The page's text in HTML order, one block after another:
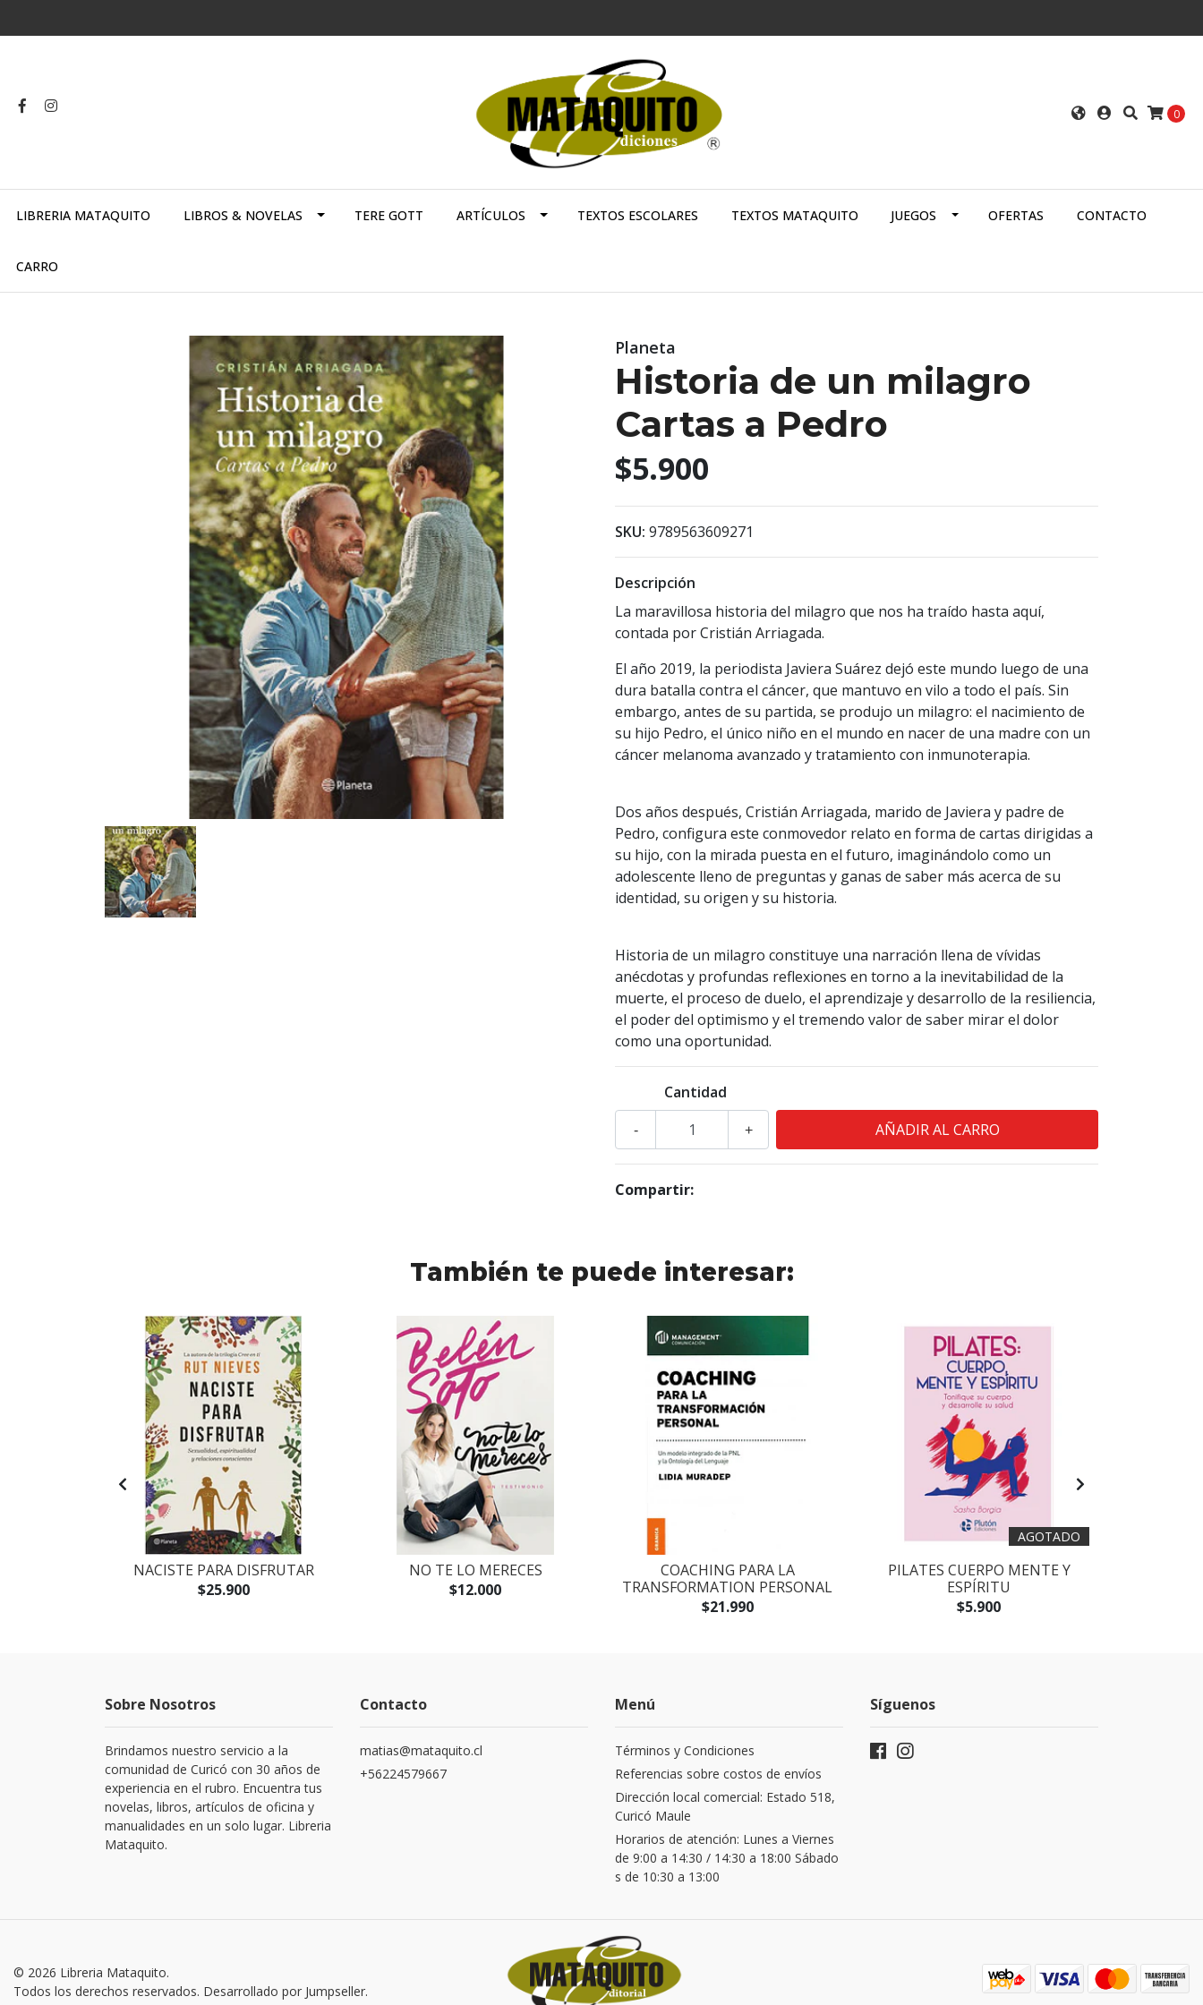
0
LIBRERIA MATAQUITO LIBROS & NOVELAS TERE GOTT ARTÍCULOS TEXTOS ESCOLARES TEXTOS MATAQUITO JUEGOS OFERTAS CONTACTO
CARRO
Planeta
Historia de un milagro
Cartas a Pedro
$5.900
SKU: 9789563609271
Descripción
La maravillosa historia del milagro que nos ha traído hasta aquí,
contada por Cristián Arriagada.
El año 2019, la periodista Javiera Suárez dejó este mundo luego de una
dura batalla contra el cáncer, que mantuvo en vilo a todo el país. Sin
embargo, antes de su partida, se produjo un milagro: el nacimiento de
su hijo Pedro, el único niño en el mundo en nacer de una madre con un
cáncer melanoma avanzado y tratamiento con inmunoterapia.
Dos años después, Cristián Arriagada, marido de Javiera y padre de
Pedro, configura este conmovedor relato en forma de cartas dirigidas a
su hijo, con la mirada puesta en el futuro, imaginándolo como un
adolescente lleno de preguntas y ganas de saber más acerca de su
identidad, su origen y su historia.
Historia de un milagro constituye una narración llena de vívidas
anécdotas y profundas reflexiones en torno a la inevitabilidad de la
muerte, el proceso de duelo, el aprendizaje y desarrollo de la resiliencia,
el poder del optimismo y el tremendo valor de saber mirar el dolor
como una oportunidad.
Cantidad
+
-
Compartir:
También te puede interesar:
NACISTE PARA DISFRUTAR
$25.900
NO TE LO MERECES
$12.000
COACHING PARA LA
TRANSFORMATION PERSONAL
$21.990
AGOTADO
PILATES CUERPO MENTE Y
ESPÍRITU
$5.900
Sobre Nosotros
Brindamos nuestro servicio a la
comunidad de Curicó con 30 años de
experiencia en el rubro. Encuentra tus
novelas, libros, artículos de oficina y
manualidades en un solo lugar. Libreria
Mataquito.
Contacto
matias@mataquito.cl
+56224579667
Menú
Términos y Condiciones
Referencias sobre costos de envíos
Dirección local comercial: Estado 518,
Curicó Maule
Horarios de atención: Lunes a Viernes
de 9:00 a 14:30 / 14:30 a 18:00 Sábado
s de 10:30 a 13:00
Síguenos
© 2026 Libreria Mataquito.
Todos los derechos reservados. Desarrollado por Jumpseller.